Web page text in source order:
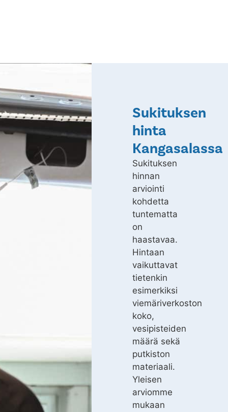
Sukituksen
hinta
Kangasalassa
Sukituksen
hinnan
arviointi
kohdetta
tuntematta
on
haastavaa.
Hintaan
vaikuttavat
tietenkin
esimerkiksi
viemäriverkoston
koko,
vesipisteiden
määrä sekä
putkiston
materiaali.
Yleisen
arviomme
mukaan